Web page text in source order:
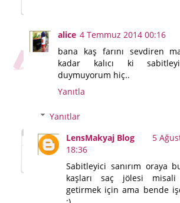
alice 4 Temmuz 2014 00:16
bana kaş farını sevdiren
kadar kalıcı ki
duymuyorum hiç..
Yanıtla
Yanıtlar
LensMakyaj Blog
5
18:36
Sabitleyici sanırım oraya
kaşları saç jölesi
getirmek için ama bende